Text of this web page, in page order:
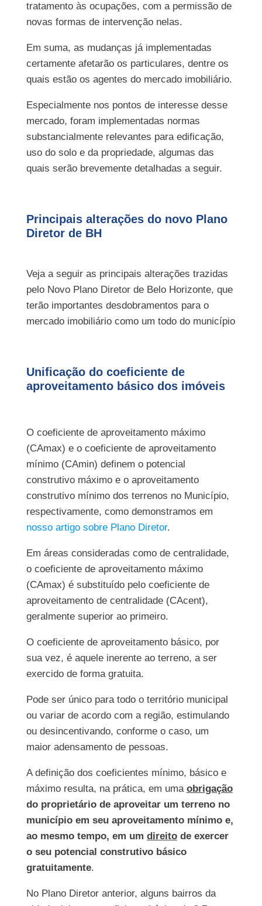
tratamento às ocupações, com a permissão de
novas formas de intervenção nelas.
Em suma, as mudanças já implementadas
certamente afetarão os particulares, dentre os
quais estão os agentes do mercado imobiliário.
Especialmente nos pontos de interesse desse
mercado, foram implementadas normas
substancialmente relevantes para edificação,
uso do solo e da propriedade, algumas das
quais serão brevemente detalhadas a seguir.
Principais alterações do novo Plano
Diretor de BH
Veja a seguir as principais alterações trazidas
pelo Novo Plano Diretor de Belo Horizonte, que
terão importantes desdobramentos para o
mercado imobiliário como um todo do município
Unificação do coeficiente de
aproveitamento básico dos imóveis
O coeficiente de aproveitamento máximo
(CAmax) e o coeficiente de aproveitamento
mínimo (CAmin) definem o potencial
construtivo máximo e o aproveitamento
construtivo mínimo dos terrenos no Município,
respectivamente, como demonstramos em
nosso artigo sobre Plano Diretor.
Em áreas consideradas como de centralidade,
o coeficiente de aproveitamento máximo
(CAmax) é substituído pelo coeficiente de
aproveitamento de centralidade (CAcent),
geralmente superior ao primeiro.
O coeficiente de aproveitamento básico, por
sua vez, é aquele inerente ao terreno, a ser
exercido de forma gratuita.
Pode ser único para todo o território municipal
ou variar de acordo com a região, estimulando
ou desincentivando, conforme o caso, um
maior adensamento de pessoas.
A definição dos coeficientes mínimo, básico e
máximo resulta, na prática, em uma obrigação
do proprietário de aproveitar um terreno no
município em seu aproveitamento mínimo e,
ao mesmo tempo, em um direitode exercer
o seu potencial construtivo básico
gratuitamente.
No Plano Diretor anterior, alguns bairros da